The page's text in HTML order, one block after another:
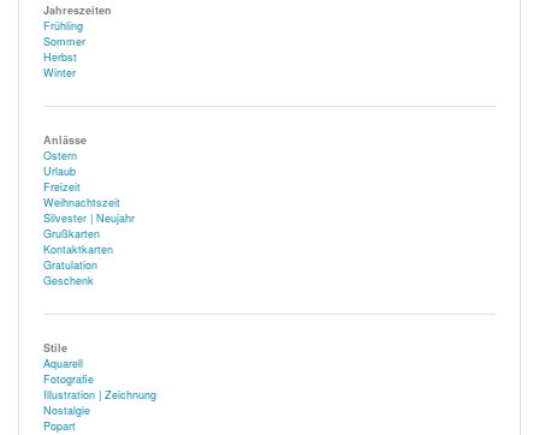
Jahreszeiten
Frühling
Sommer
Herbst
Winter
Anlässe
Ostern
Urlaub
Freizeit
Weihnachtszeit
Silvester | Neujahr
Grußkarten
Kontaktkarten
Gratulation
Geschenk
Stile
Aquarell
Fotografie
Illustration | Zeichnung
Nostalgie
Popart